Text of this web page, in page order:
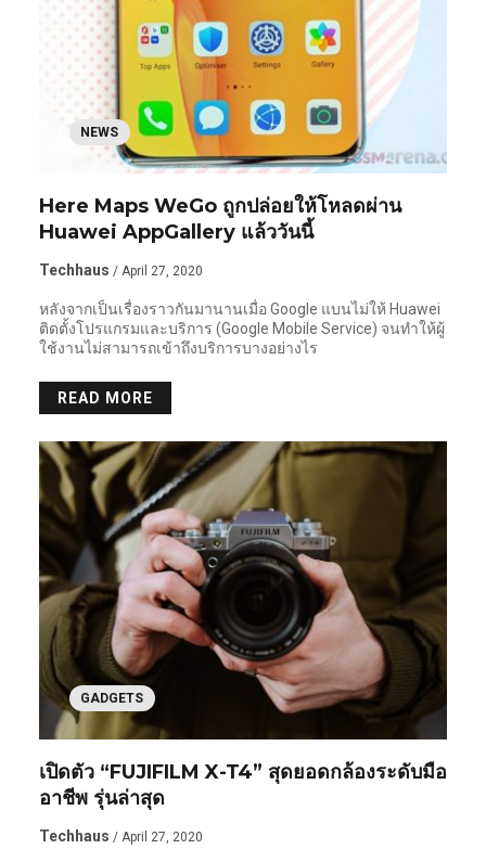
NEWS
Here Maps WeGo ถูกปล่อยให้โหลดผ่าน
Huawei AppGallery แล้ววันนี้
Techhaus / April 27, 2020
หลังจากเป็นเรื่องราวกันมานานเมื่อ Google แบนไม่ให้ Huawei
ติดตั้งโปรแกรมและบริการ (Google Mobile Service) จนทำให้ผู้
ใช้งานไม่สามารถเข้าถึงบริการบางอย่างไร
READ MORE
GADGETS
เปิดตัว “FUJIFILM X-T4” สุดยอดกล้องระดับมือ
อาชีพ รุ่นล่าสุด
Techhaus / April 27, 2020